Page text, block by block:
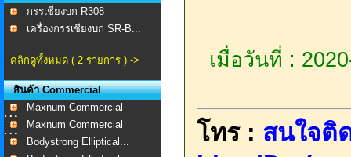
กรรเชียงบก R308
เครื่องกรรเชียงบก SR-B...
คลิกดูทั้งหมด ( 2 รายการ ) ->
สินค้า Commercial
Maxnum Commercial
MA-...Maxnum Commercial
MA-...Bodystrong Elliptical...
เมื่อวันที่ :
โทร : สนใจติ